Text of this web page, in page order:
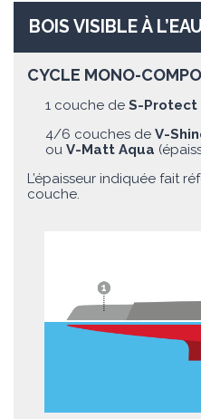
BOIS VISIBLE À L’EAU
CYCLE MONO-
1 couche de S-Protect
4/6 couches de V-
ou V-Matt Aqua
L’épaisseur indiquée fait
couche.